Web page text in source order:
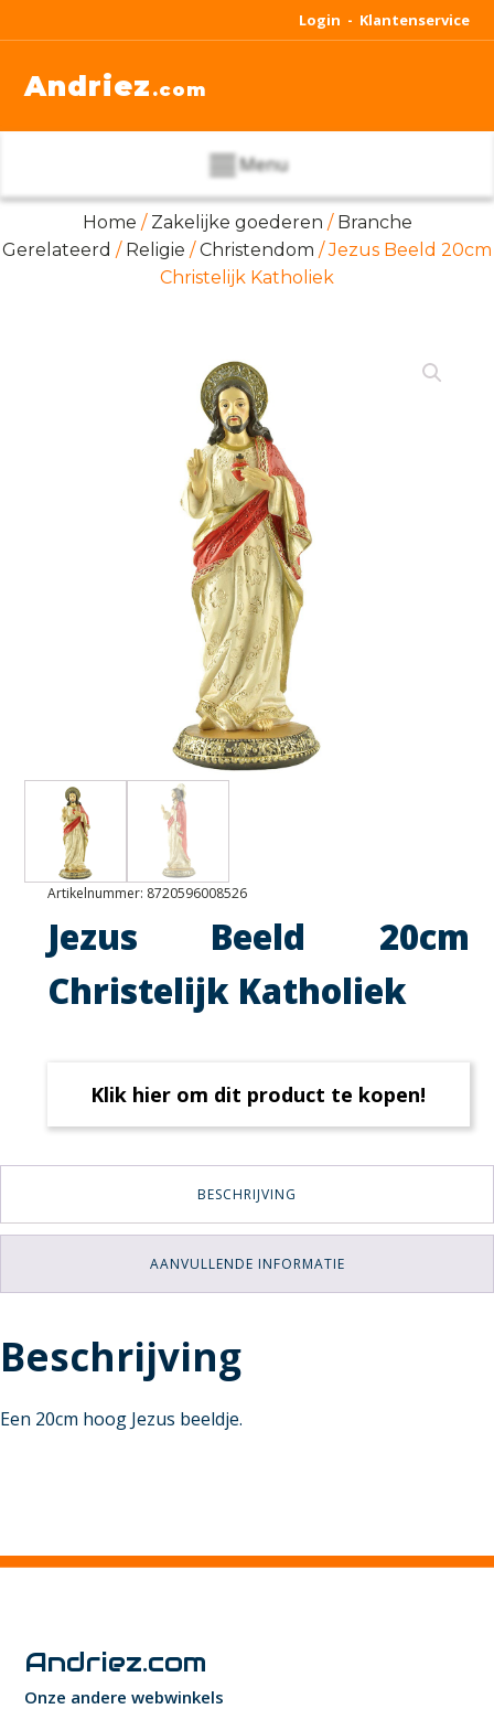
Login - Klantenservice
Andriez .com
Menu
Home / Zakelijke goederen / Branche
Gerelateerd / Religie /Christendom / Jezus Beeld 20cm
Christelijk Katholiek
Artikelnummer: 8720596008526
Jezus Beeld 20cm
Christelijk Katholiek
Klik hier om dit product te kopen!
BESCHRIJVING
AANVULLENDE INFORMATIE
Beschrijving
Een 20cm hoog Jezus beeldje.
Andriez.com
Onze andere webwinkels